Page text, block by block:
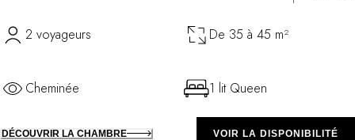
2 voyageurs De 35 à 45 m²
Cheminée 1 lit Queen
DÉCOUVRIR LA CHAMBRE VOIR LA DISPONIBILITÉ